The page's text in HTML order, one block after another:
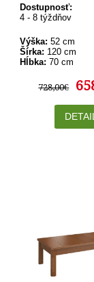
120-160 x
Dostupnosť:
4 - 8 týždňov
Výška: 52 cm
Šírka: 120 cm
Hĺbka: 70 cm
728,00€